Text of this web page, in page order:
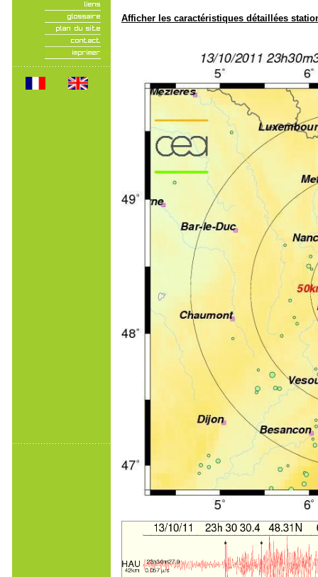
Afficher les caractéristiques détaillées